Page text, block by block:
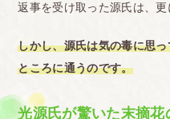
返事を受け取った源氏は、更
しかし、源氏は気の毒に思
ところに通うのです。
光源氏が驚いた末摘花